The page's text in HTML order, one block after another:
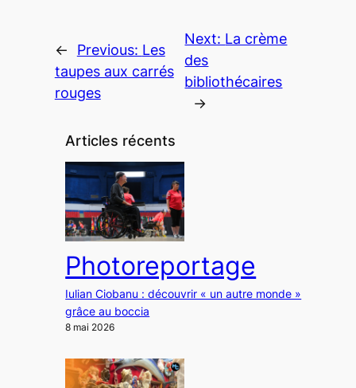
← Previous: Les
taupes aux carrés
rouges
Next: La crème
des
bibliothécaires
→
Articles récents
Photoreportage
Iulian Ciobanu : découvrir « un autre monde »
grâce au boccia
8 mai 2026